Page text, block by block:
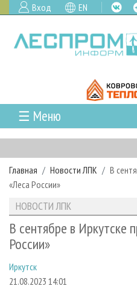
Вход EN
☰ Меню
ГЛАВНАЯ
РУБРИКИ И ТЕМЫ
РУБРИКИ ЖУРНАЛА
ЛЕСОЗАГОТОВКА
ЛЕСОПИЛЕНИЕ
СУШКА ДРЕВЕСИНЫ
НОВОСТИ
НОВОСТИ ЛПК
НОВОСТИ ЖУРНАЛА
ПРОЕКТЫ ЛПИ
АНАЛИТИКА
ПРЕДПРИЯТИЯ ЛПК
ПЕРСОНЫ
АРХИВ ЖУРНАЛОВ
О ЖУРНАЛЕ
КОНТАКТЫ
РЕКЛАМОДАТЕЛЯМ
РЕКЛАМА
Главная Новости ЛПК
В
«Леса России»
НОВОСТИ ЛПК
В сентябре в Иркутске
России»
Иркутск
21.08.2023 14:01